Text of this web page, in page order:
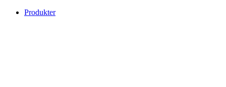
Produkter